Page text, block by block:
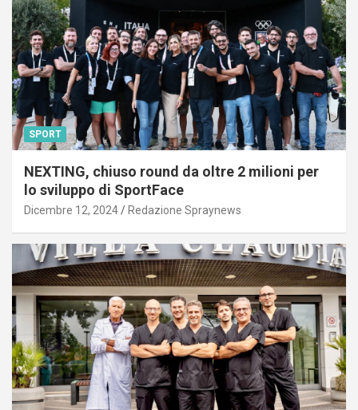
SPORT
NEXTING, chiuso round da oltre 2 milioni per
lo sviluppo di SportFace
Dicembre 12, 2024 Redazione Spraynews